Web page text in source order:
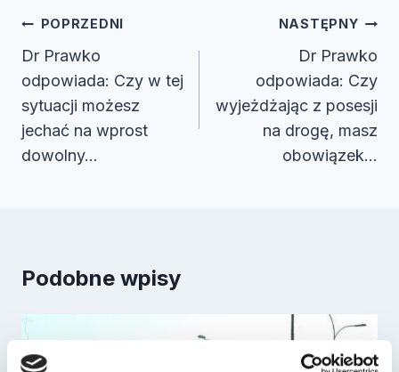
Nawigacja
wpisu
POPRZEDNI
Dr Prawko
odpowiada: Czy w tej
sytuacji możesz
jechać na wprost
dowolny…
NASTĘPNY
Dr Prawko
odpowiada: Czy
wyjeżdżając z posesji
na drogę, masz
obowiązek…
Podobne wpisy